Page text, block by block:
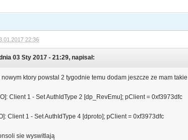
22:36
03 Sty 2017 - 21:29, napisał:
nowym ktory powstal 2 tygodnie temu dodam jeszcze ze mam
Client 1 - Set AuthIdType 2 [dp_RevEmu]; pClient = 0xf3973dfc
Client 1 - Set AuthIdType 4 [dproto]; pClient = 0xf3973dfc
sie wyswitlają